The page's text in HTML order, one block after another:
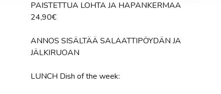
PAISTETTUA LOHTA JA HAPANKERMAA
24,90€
ANNOS SISÄLTÄÄ SALAATTIPÖYDÄN JA
JÄLKIRUOAN
LUNCH Dish of the week: